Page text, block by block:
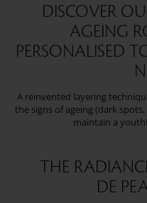
DISCOVER
AGEING
PERSONALISED
A reinvented layering
the signs of ageing (dark
maintain a
THE
DE